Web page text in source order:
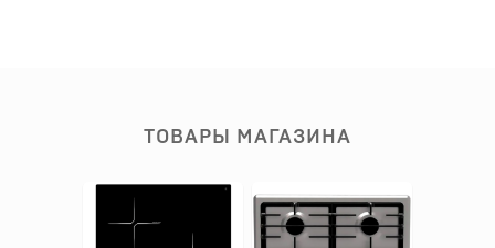
ТОВАРЫ МАГАЗИНА